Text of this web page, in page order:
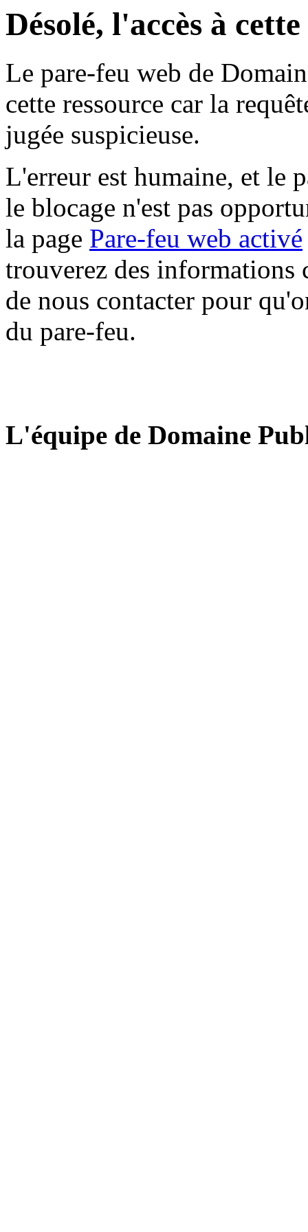
Désolé, l'accès à
Le pare-feu web de
cette ressource car la
jugée suspicieuse.
L'erreur est humaine, et le
le blocage n'est pas
la page Pare-feu web activé
trouverez des informations
de nous contacter pour
du pare-feu.
L'équipe de Domaine